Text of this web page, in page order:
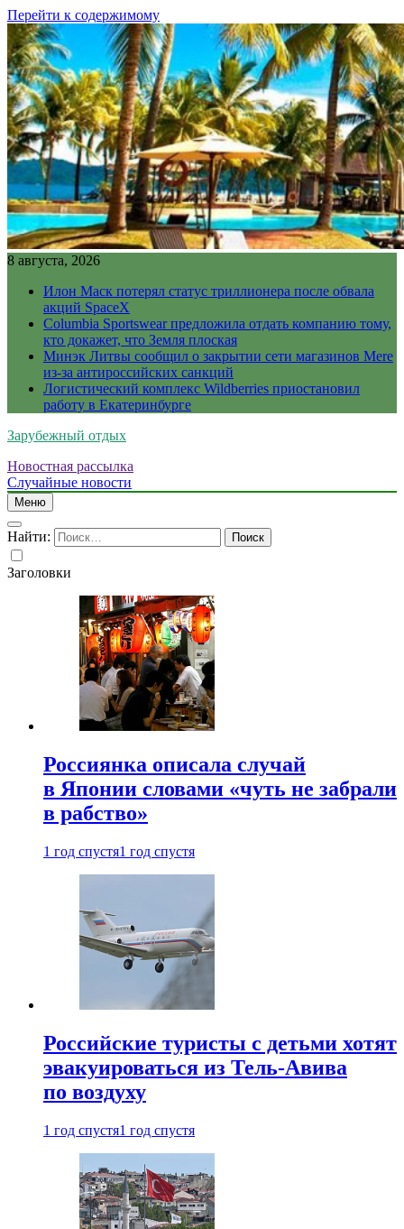
Перейти к содержимому
8 августа, 2026
Илон Маск потерял статус триллионера после обвала
акций SpaceX
Columbia Sportswear предложила отдать компанию тому,
кто докажет, что Земля плоская
Минэк Литвы сообщил о закрытии сети магазинов Mere
из-за антироссийских санкций
Логистический комплекс Wildberries приостановил
работу в Екатеринбурге
Зарубежный отдых
Новостная рассылка
Случайные новости
Меню
Найти:
Заголовки
Россиянка описала случай
в Японии словами «чуть не забрали
в рабство»
1 год спустя1 год спустя
Российские туристы с детьми хотят
эвакуироваться из Тель-Авива
по воздуху
1 год спустя1 год спустя